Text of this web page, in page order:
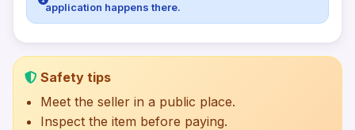
application happens there.
Safety tips
Meet the seller in a public place.
Inspect the item before paying.